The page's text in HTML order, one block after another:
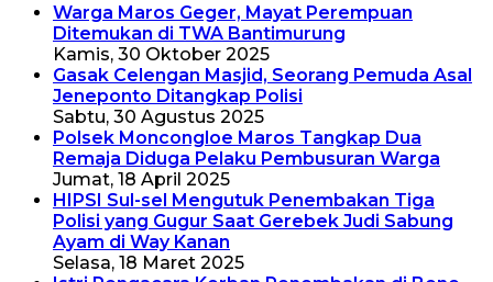
Warga Maros Geger, Mayat Perempuan
Ditemukan di TWA Bantimurung
Kamis, 30 Oktober 2025
Gasak Celengan Masjid, Seorang Pemuda Asal
Jeneponto Ditangkap Polisi
Sabtu, 30 Agustus 2025
Polsek Moncongloe Maros Tangkap Dua
Remaja Diduga Pelaku Pembusuran Warga
Jumat, 18 April 2025
HIPSI Sul-sel Mengutuk Penembakan Tiga
Polisi yang Gugur Saat Gerebek Judi Sabung
Ayam di Way Kanan
Selasa, 18 Maret 2025